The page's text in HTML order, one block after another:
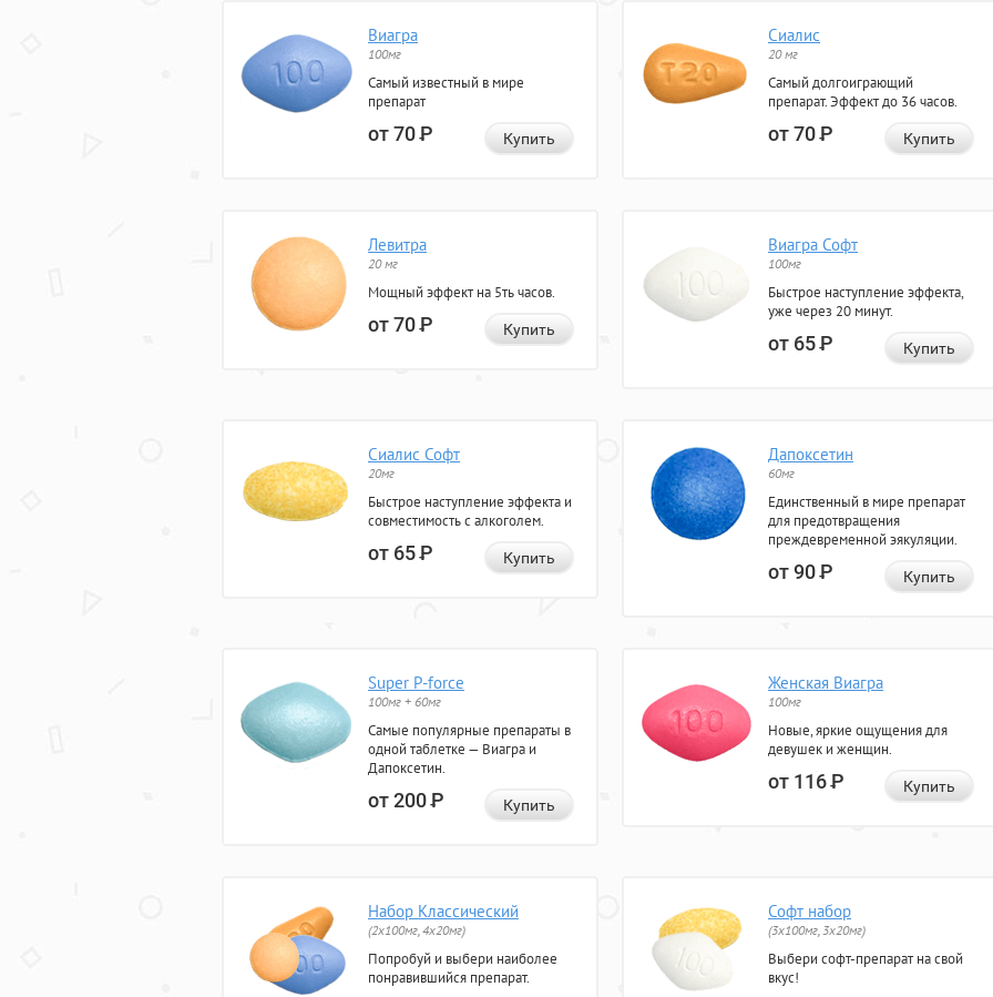
Виагра
100мг
Самый известный в мире
препарат
от 70Р Купить
Сиалис
20 мг
Самый долгоиграющий
препарат. Эффект до 36 часов.
от 70Р Купить
Левитра
20 мг
Мощный эффект на 5ть часов.
от 70Р Купить
Виагра Софт
100мг
Быстрое наступление эффекта,
уже через 20 минут.
от 65Р Купить
Сиалис Софт
20мг
Быстрое наступление эффекта и
совместимость с алкоголем.
от 65Р Купить
Дапоксетин
60мг
Единственный в мире препарат
для предотвращения
преждевременной эякуляции.
от 90Р Купить
Super P-force
100мг + 60мг
Самые популярные препараты в
одной таблетке — Виагра и
Дапоксетин.
от 200Р Купить
Женская Виагра
100мг
Новые, яркие ощущения для
девушек и женщин.
от 116Р Купить
Набор Классический
(2x100мг, 4x20мг)
Попробуй и выбери наиболее
понравившийся препарат.
Софт набор
(3x100мг, 3x20мг)
Выбери софт-препарат на свой
вкус!